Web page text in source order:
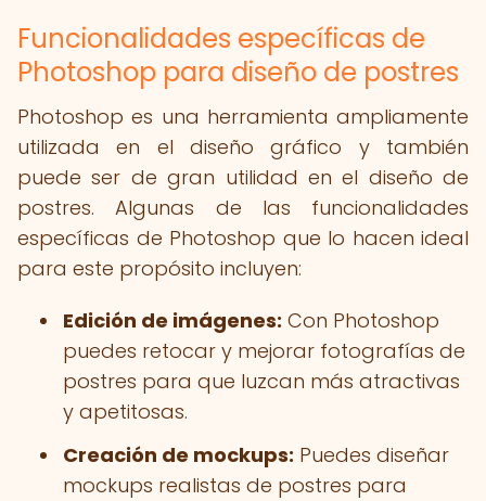
Funcionalidades específicas de
Photoshop para diseño de postres
Photoshop es una herramienta ampliamente
utilizada en el diseño gráfico y también
puede ser de gran utilidad en el diseño de
postres. Algunas de las funcionalidades
específicas de Photoshop que lo hacen ideal
para este propósito incluyen:
Edición de imágenes: Con Photoshop
puedes retocar y mejorar fotografías de
postres para que luzcan más atractivas
y apetitosas.
Creación de mockups: Puedes diseñar
mockups realistas de postres para